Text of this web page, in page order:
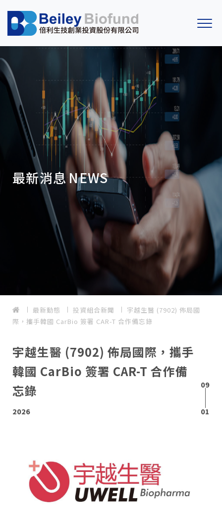
最新消息NEWS
最新動態 投資組合新聞
宇越生醫 (7902) 佈局國
際，攜手韓國 CarBio 簽署 CAR-T 合作備忘錄
宇越生醫 (7902) 佈局國際，攜手
韓國 CarBio 簽署 CAR-T 合作備
忘錄
09
01
2026